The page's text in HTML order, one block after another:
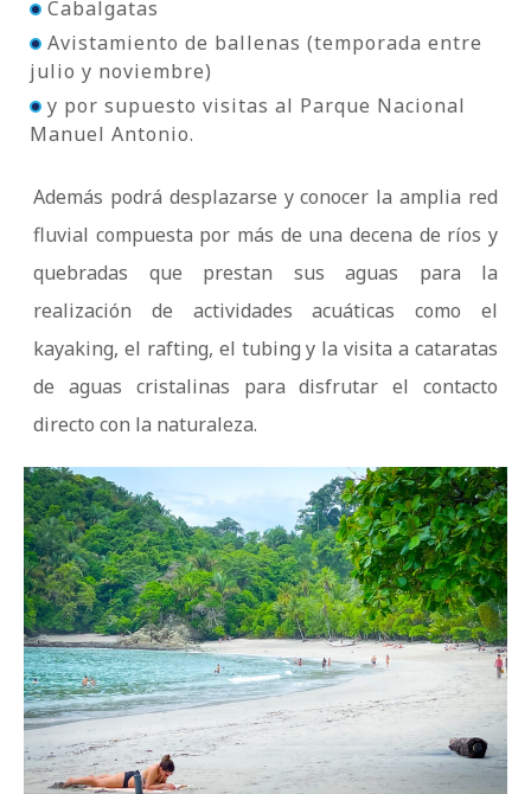
Cabalgatas
Avistamiento de ballenas (temporada entre
julio y noviembre)
y por supuesto visitas al Parque Nacional
Manuel Antonio.
Además podrá desplazarse y conocer la amplia red
fluvial compuesta por más de una decena de ríos y
quebradas que prestan sus aguas para la
realización de actividades acuáticas como el
kayaking, el rafting, el tubing y la visita a cataratas
de aguas cristalinas para disfrutar el contacto
directo con la naturaleza.